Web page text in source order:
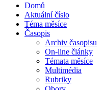
Domů
Aktuální číslo
Téma měsíce
Časopis
Archiv časopisu
On-line články
Témata měsíce
Multimédia
Rubriky